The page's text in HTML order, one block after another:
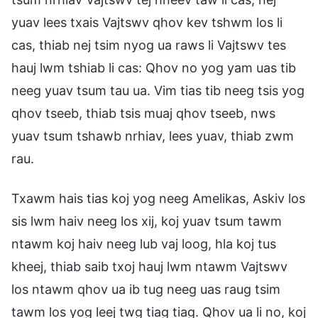
yuav lees txais Vajtswv qhov kev tshwm los li
cas, thiab nej tsim nyog ua raws li Vajtswv tes
hauj lwm tshiab li cas: Qhov no yog yam uas tib
neeg yuav tsum tau ua. Vim tias tib neeg tsis yog
qhov tseeb, thiab tsis muaj qhov tseeb, nws
yuav tsum tshawb nrhiav, lees yuav, thiab zwm
rau.
Txawm hais tias koj yog neeg Amelikas, Askiv los
sis lwm haiv neeg los xij, koj yuav tsum tawm
ntawm koj haiv neeg lub vaj loog, hla koj tus
kheej, thiab saib txoj hauj lwm ntawm Vajtswv
los ntawm qhov ua ib tug neeg uas raug tsim
tawm los yog leej twg tiag tiag. Qhov ua li no, koj